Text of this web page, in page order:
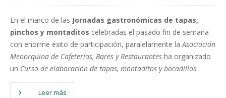
En el marco de las Jornadas gastronómicas de tapas,
pinchos y montaditos celebradas el pasado fin de semana
con enorme éxito de participación, paralelamente la Asociación
Menorquina de Cafeterías, Bares y Restaurantes ha organizado
un Curso de elaboración de tapas, montaditos y bocadillos.
Leer más